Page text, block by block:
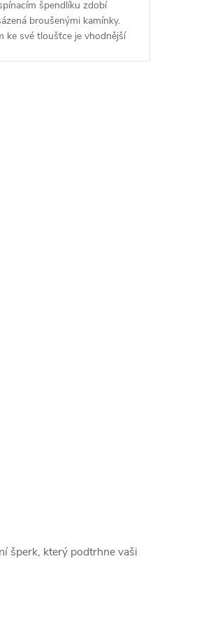
špendlíku zdobí
broušenými kamínky.
ke své tloušťce je vhodnější
šperk, který podtrhne vaši